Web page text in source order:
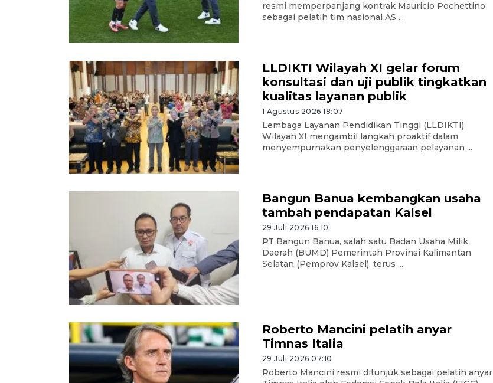
resmi memperpanjang kontrak Mauricio Pochettino
sebagai pelatih tim nasional AS ...
LLDIKTI Wilayah XI gelar forum
konsultasi dan uji publik tingkatkan
kualitas layanan publik
1 Agustus 2026 18:07
Lembaga Layanan Pendidikan Tinggi (LLDIKTI)
Wilayah XI mengambil langkah proaktif dalam
menyempurnakan penyelenggaraan pelayanan ...
Bangun Banua kembangkan usaha
tambah pendapatan Kalsel
29 Juli 2026 16:10
PT Bangun Banua, salah satu Badan Usaha Milik
Daerah (BUMD) Pemerintah Provinsi Kalimantan
Selatan (Pemprov Kalsel), terus ...
Roberto Mancini pelatih anyar
Timnas Italia
29 Juli 2026 07:10
Roberto Mancini resmi ditunjuk sebagai pelatih anyar